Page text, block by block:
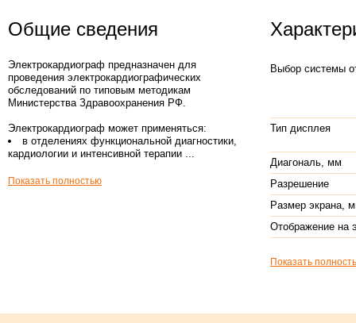
Общие сведения
Электрокардиограф предназначен для
проведения электрокардиографических
обследований по типовым методикам
Министерства Здравоохранения РФ.
Электрокардиограф может применяться:
в отделениях функциональной диагностики,
кардиологии и интенсивной терапии ...
Показать полностью
Выбор системы
Тип дисплея
Диагональ, мм
Разрешение
Размер экрана,
Отображение на
Показать